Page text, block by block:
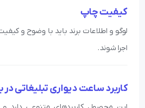
کیفیت چاپ
لوگو و اطلاعات برند باید با وضوح و
اجرا شوند.
کاربرد ساعت دیواری تبلیغاتی در